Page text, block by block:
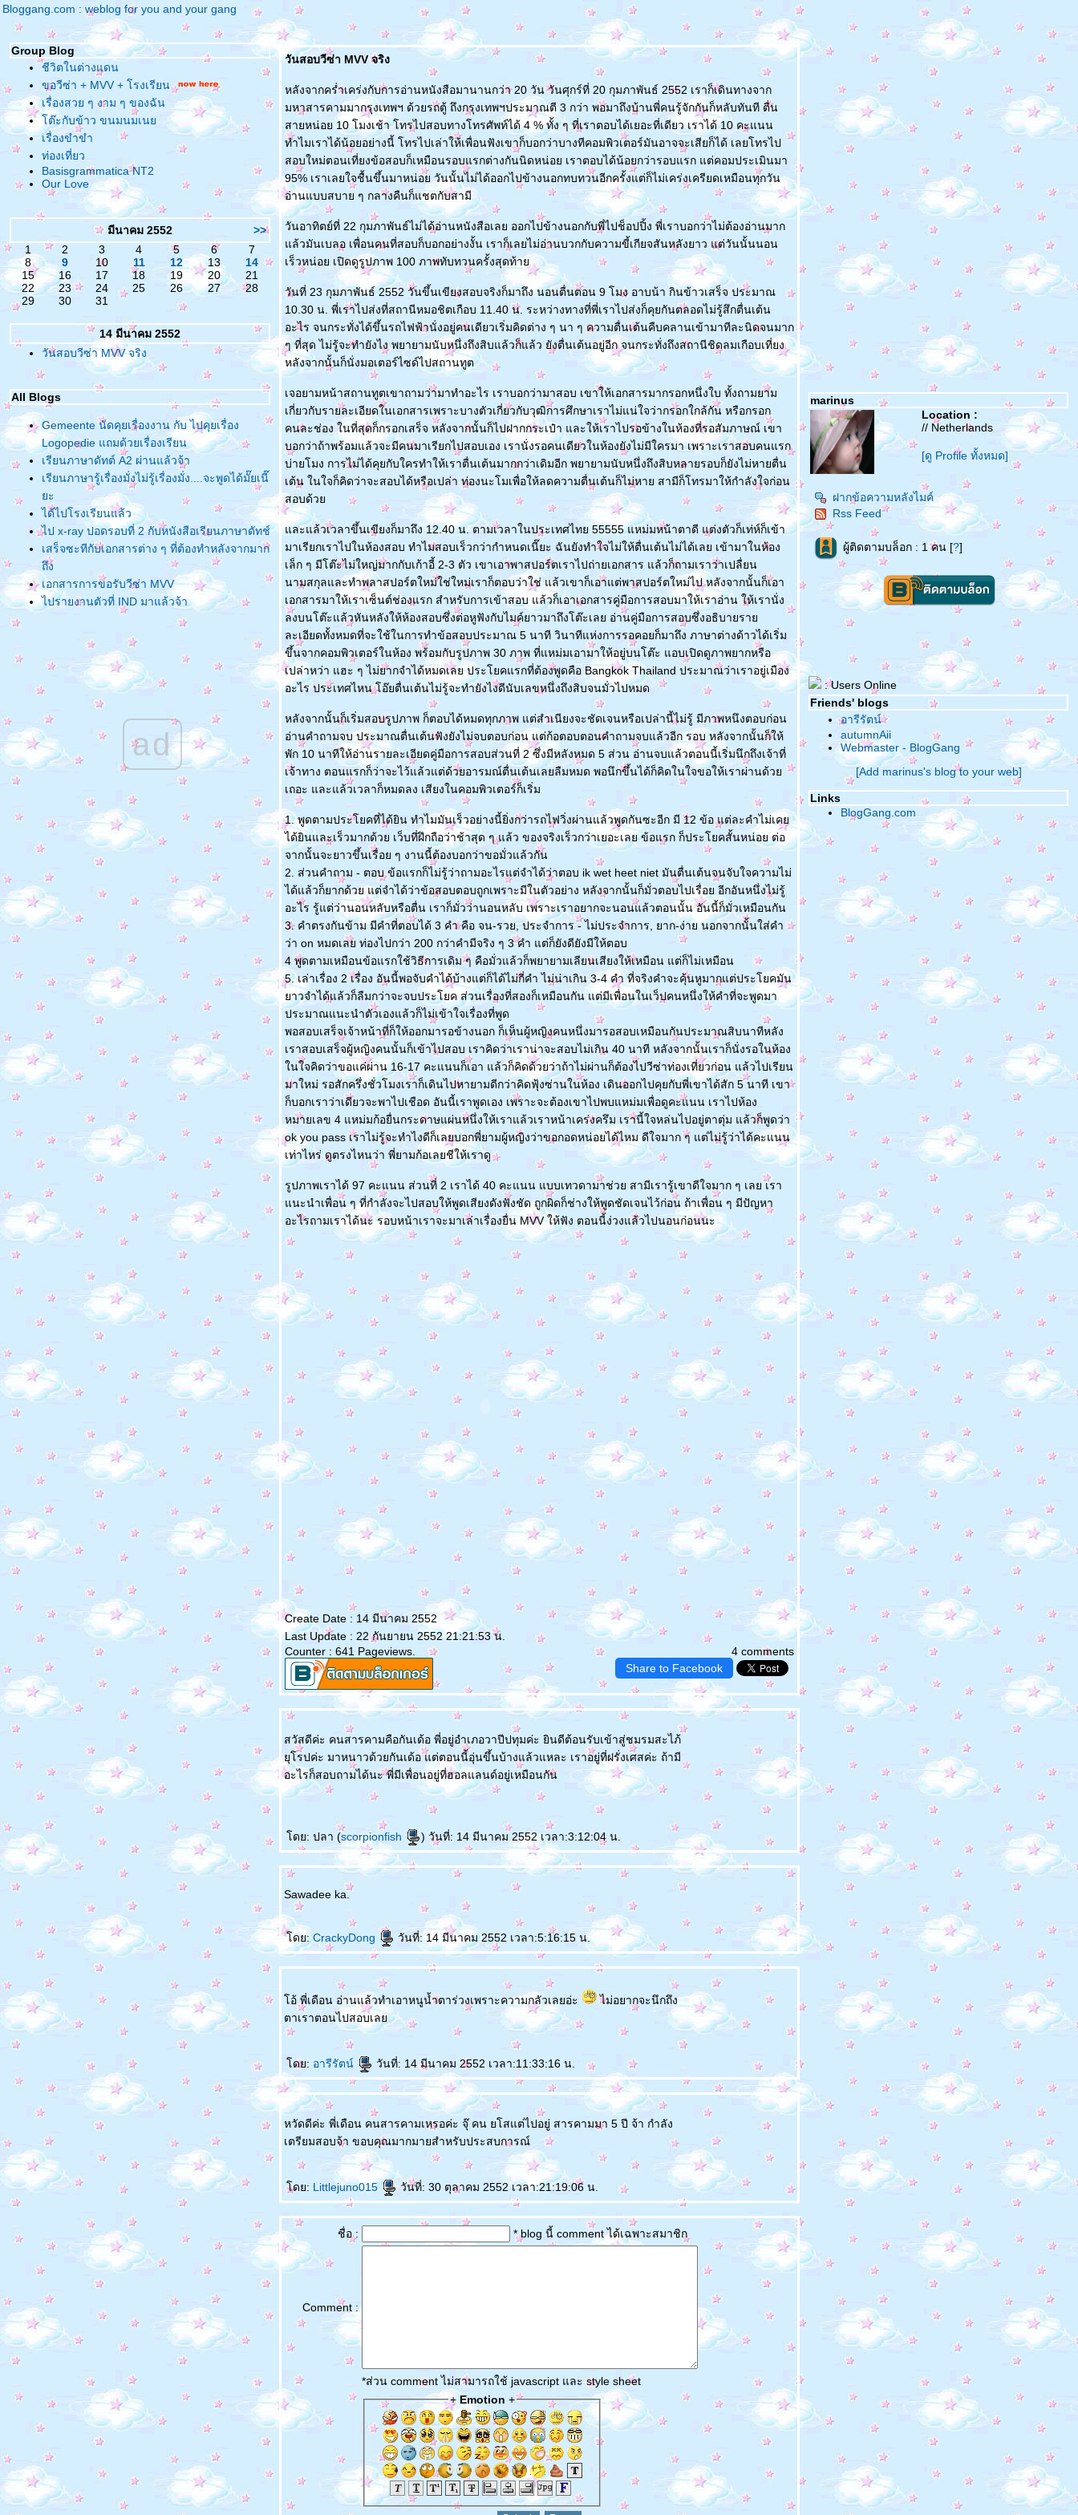
Bloggang.com : weblog for you and your gang
Group Blog
ชีวิตในต่างแดน
ขอวีซ่า + MVV + โรงเรียน
เรื่องสวย ๆ งาม ๆ ของฉัน
ต๊ะกับข้าว ขนมนมเน
เรื่องขำขำ
ท่องเที่ยว
Basisgrammatica NT2
Our Love
มีนาคม 2552
>>
1
2 3 4 5 6
7
8
9 10 11 12 13
14
15
16 17 18 19 20
21
22
23 24 25 26 27
28
29
30 31
14 มีนาคม 2552
วันสอบวีซ่า MVV จริง
All Blogs
Gemeente นัดคุยเรื่องงาน กับ ไปคุยเรื่อง
Logopedie แถมด้วยเรื่องเรียน
เรียนภาษาดัทต์ A2 ผ่านแล้วจ้า
เรียนภาษารู้เรื่องมั่งไม่รู้เรื่องมั่ง....จะพูดได้มั๊ยเนี๊
ะ
ได้ไปโรงเรียนแล้ว
ไป x-ray ปอดรอบที่ 2 กับหนังสือเรียนภาษาดัทช์
เสร็จซะทีกับเอกสารต่าง ๆ ที่ต้องทำหลังจากมาก
ถึง
เอกสารการขอรับวีซ่า MVV
ไปรายงานตัวที่ IND มาแล้วจ้า
วันสอบวีซ่า MVV จริง
เริ่มอ่านหนังสือเตรียมสอบ MVV
วีซ่าไม่ผ่าน ข้อผิดพลาดและการขอวีซ่ารอบที่ 2
ขอวีซ่าท่องเที่ยวฮอลแลนด์ครั้งแรก
ad
วันสอบวีซ่า MVV จริง
หลังจากคร่ำเคร่งกับการอ่านหนังสือมานานกว่า 20 วัน วันศุกร์ที่ 20 กุมภาพันธ์ 2552 เราก็เดินทางจาก
มหาสารคามมากรุงเทพฯ ด้วยรถตู้ ถึงกรุงเทพฯประมาณตี 3 กว่า พอมาถึงบ้านพี่คนรู้จักกันก็หลับทันที ตื่น
สายหน่อย 10 โมงเช้า โทรไปสอบทางโทรศัพท์ได้ 4 % ทั้ง ๆ ที่เราตอบได้เยอะที่เดียว เราได้ 10 คะแนน
ทำไมเราได้น้อยอย่างนี้ โทรไปเล่าให้เพื่อนฟังเขาก็บอกว่าบางทีคอมพิวเตอร์มันอาจจะเสียก็ได้ เลยโทรไป
สอบใหม่ตอนเที่ยงข้อสอบก็เหมือนรอบแรกต่างกันนิดหน่อย เราตอบได้น้อยกว่ารอบแรก แต่คอมประเมินมา
95% เราเลยใจชื้นขึ้นมาหน่อย วันนั้นไม่ได้ออกไปข้างนอกทบทวนอีกครั้งแต่ก็ไม่เคร่งเครียดเหมือนทุกวัน
อ่านแบบสบาย ๆ กลางคืนก็แชตกับสามี
วันอาทิตย์ที่ 22 กุมภาพันธ์ไม่ได้อ่านหนังสือเลย ออกไปข้างนอกกับพี่ไปช็อปปิ้ง พี่เราบอกว่าไม่ต้องอ่านมาก
ล้วมันเบลอ เพื่อนคนที่สอบก็บอกอย่างงั้น เราก็เลยไม่อ่านบวกกับความขี้เกียจสันหลังยาว แต่วันนั้นนอน
เร็วหน่อย เปิดดูรูปภาพ 100 ภาพทับทวนครั้งสุดท้า
วันที่ 23 กุมภาพันธ์ 2552 วันขึ้นเขียงสอบจริงก็มาถึง นอนตื่นตอน 9 โมง อาบน้า กินข้าวเสร็จ ประมาณ
10.30 น. พี่เราไปส่งที่สถานีหมอชิตเกือบ 11.40 น. ระหว่างทางที่พี่เราไปส่งก็คุยกันตลอดไม่รู้สึกตื่นเต้น
อะไร จนกระทั่งได้ขึ้นรถไฟฟ้านั่งอยู่คนเดียวเริ่มคิดต่าง ๆ นา ๆ ความตื่นเต้นคืบคลานเข้ามาทีละนิดจนมาก
ๆ ที่สุด ไม่รู้จะทำยังไง พยายามนับหนึ่งถึงสิบแล้วก็แล้ว ยังตื่นเต้นอยู่อีก จนกระทั่งถึงสถานีชิดลมเกือบเที่ยง
หลังจากนั้นก็นั่งมอเตอร์ไซด์ไปสถานทูต
เจอยามหน้าสถานทูตเขาถามว่ามาทำอะไร เราบอกว่ามาสอบ เขาให้เอกสารมากรอกหนึ่งใบ ทั้งถามยาม
เกี่ยวกับรายละเอียดในเอกสารเพราะบางตัวเกี่ยวกับวุฒิการศึกษาเราไม่แน่ใจว่ากรอกใกล้กัน หรือกรอก
คนละช่อง ในที่สุดก็กรอกเสร็จ หลังจากนั้นก็ไปฝากกระเป๋า และให้เราไปรอข้างในห้องที่รอสัมภาษณ์ เขา
บอกว่าถ้าพร้อมแล้วจะมีคนมาเรียกไปสอบเอง เรานั่งรอคนเดียวในห้องยังไม่มีใครมา เพราะเราสอบคนแรก
บ่ายโมง การไม่ได้คุยกับใครทำให้เราตื่นเต้นมากกว่าเดิมอีก พยายามนับหนึ่งถึงสิบหลายรอบก็ยังไม่หายตื่น
เต้น ในใจก็คิดว่าจะสอบได้หรือเปล่า ท่องนะโมเพื่อให้ลดความตื่นเต้นก็ไม่หาย สามีก็โทรมาให้กำลังใจก่อน
สอบด้ว
ละแล้วเวลาขึ้นเขียงก็มาถึง 12.40 น. ตามเวลาในประเทศไทย 55555 แหม่มหน้าตาดี แต่งตัวก็เท่ห์ก็เข้า
มาเรียกเราไปในห้องสอบ ทำไมสอบเร็วกว่ากำหนดเนี๊ยะ ฉันยังทำใจไม่ให้ตื่นเต้นไม่ได้เลย เข้ามาในห้อง
เล็ก ๆ มีโต๊ะไม่ใหญ่มากกับเก้าอี้ 2-3 ตัว เขาเอาพาสปอร์ตเราไปถ่ายเอกสาร แล้วก็ถามเราว่าเปลื่ยน
นามสกุลและทำพลาสปอร์ตใหม่ใช่ใหม่เราก็ตอบว่าใช่ แล้วเขาก็เอาแต่พาสปอร์ตใหม่ไป หลังจากนั้นก็เอา
เอกสารมาให้เราเซ็นต์ช่องแรก สำหรับการเข้าสอบ แล้วก็เอาเอกสารคู่มือการสอบมาให้เราอ่าน ให้เรานั่ง
ลงบนโต๊ะแล้วหันหลังให้ห้องสอบซึ่งต่อหูฟังกับไมค์ยาวมาถึงโต๊ะเลย อ่านคู่มือการสอบซึ่งอธิบายรา
ละเอียดทั้งหมดที่จะใช้ในการทำข้อสอบประมาณ 5 นาที วินาทีแห่งการรอคอยก็มาถึง ภาษาต่างด้าวได้เริ่ม
ขึ้นจากคอมพิวเตอร์ในห้อง พร้อมกับรูปภาพ 30 ภาพ ที่แหม่มเอามาให้อยู่บนโต๊ะ แอบเปิดดูภาพยากหรือ
เปล่าหว่า แฮะ ๆ ไม่ยากจำได้หมดเลย ประโยคแรกที่ต้องพูดคือ Bangkok Thailand ประมาณว่าเราอยู่เมือง
อะไร ประเทศไหน โอ๊ยตื่นเต้นไม่รู้จะทำยังไงดีนับเลขหนึ่งถึงสิบจนมั่วไปหมด
หลังจากนั้นก็เริ่มสอบรูปภาพ ก็ตอบได้หมดทุกภาพ แต่สำเนียงจะชัดเจนหรือเปล่านี้ไม่รู้ มีภาพหนึงตอบก่อน
อ่านคำถามจบ ประมาณตื่นเต้นฟังยังไม่จบตอบก่อน แต่ก้อตอบตอนคำถามจบแล้วอีก รอบ หลังจากนั้นก็ให้
พัก 10 นาทีให้อ่านรายละเอียดคู่มือการสอบส่วนที่ 2 ซึ่งมีหลังหมด 5 ส่วน อ่านจบแล้วตอนนี้เริ่มนึกถึงเจ้าที่
เจ้าทาง ตอนแรกก็ว่าจะไว้แล้วแต่ด้วยอารมณ์ตื่นเต้นเลยลืมหมด พอนึกขึ้นได้ก็คิดในใจขอให้เราผ่านด้ว
เถอะ และแล้วเวลาก็หมดลง เสียงในคอมพิวเตอร์ก็เริ่ม
1. พูดตามประโยคที่ได้ยิน ทำไมมันเร็วอย่างนี้ยิ่งกว่ารถไฟวิ่งผ่านแล้วพูดกันซะอีก มี 12 ข้อ แต่ละคำไม่เค
ได้ยินและเร็วมากด้วย เว็บที่ฝึกถือว่าช้าสุด ๆ แล้ว ของจริงเร็วกว่าเยอะเลย ข้อแรก ก็ประโยคสั้นหน่อย ต่อ
จากนั้นจะยาวขึ้นเรื่อย ๆ งานนี้ต้องบอกว่าขอมั่วแล้วกัน
2. ส่วนคำถาม - ตอบ ข้อแรกก็ไม่รู้ว่าถามอะไรแต่จำได้ว่าตอบ ik wet heet niet มันตื่นเต้นจนจับใจความไม่
ได้แล้วก็ยากด้วย แต่จำได้ว่าข้อสอบตอบถูกเพราะมีในตัวอย่าง หลังจากนั้นก็มั่วตอบไปเรื่อย อีกอันหนึ่งไม่รู้
อะไร รู้แต่ว่านอนหลับหรือตื่น เราก็มั่วว่านอนหลับ เพราะเราอยากจะนอนแล้วตอนนั้น อันนี้ก็มั่วเหมือนกัน
3. คำตรงกันข้าม มีคำที่ตอบได้ 3 คำ คือ จน-รวย, ประจำการ - ไม่ประจำการ, ยาก-ง่าย นอกจากนั้นใส่คำ
ว่า on หมดเลย ท่องไปกว่า 200 กว่าคำมีจริง ๆ 3 คำ แต่ก็ยังดียังมีให้ตอบ
4 พูดตามเหมือนข้อแรกใช้วิธีการเดิม ๆ คือมั่วแล้วก็พยายามเลียนเสียงให้เหมือน แต่ก็ไม่เหมือน
5. เล่าเรื่อง 2 เรื่อง อันนี้พอจับคำได้บ้างแต่ก็ได้ไม่กี่คำ ไม่น่าเกิน 3-4 คำ ที่จริงคำจะคุ้นหูมากแต่ประโยคมัน
าวจำได้แล้วก็ลืมกว่าจะจบประโยค ส่วนเรื่องที่สองก็เหมือนกัน แต่มีเพื่อนในเว็ปคนหนึ่งให้คำที่จะพูดมา
ประมาณแนะนำตัวเองแล้วก็ไม่เข้าใจเรื่องที่พูด
พอสอบเสร็จเจ้าหน้าที่ก็ให้ออกมารอข้างนอก ก็เห็นผู้หญิงคนหนึ่งมารอสอบเหมือนกันประมาณสิบนาทีหลัง
เราสอบเสร็จผู้หญิงคนนั้นก็เข้าไปสอบ เราคิดว่าเราน่าจะสอบไม่เกิน 40 นาที หลังจากนั้นเราก็นั่งรอในห้อง
นใจคิดว่าขอแค่ผ่าน 16-17 คะแนนก็เอา แล้วก็คิดด้วยว่าถ้าไม่ผ่านก็ต้องไปวีซ่าท่องเที่ยวก่อน แล้วไปเรียน
มาใหม่ รอสักครึ่งชั่วโมงเราก็เดินไปหายามดีกว่าคิดฟุ้งซ่านในห้อง เดินออกไปคุยกับพี่เขาได้สัก 5 นาที เขา
ก็บอกเราว่าเดียวจะพาไปเชือด อันนี้เราพูดเอง เพราะจะต้องเขาไปพบแหม่มเพื่อดูคะแนน เราไปห้อง
หมายเลข 4 แหม่มก้อยื่นกระดาษแผ่นหนึ่งให้เราแล้วเราหน้าเคร่งครึม เรานี้ใจหล่นไปอยู่ตาตุ่ม แล้วก็พูดว่า
ok you pass เราไม่รู้จะทำไงดีก็เลยบอกพี่ยามผู้หญิงว่าขอกอดหน่อยได้ไหม ดีใจมาก ๆ แต่ไม่รู้ว่าได้คะแนน
เท่าไหร่ ดูตรงไหนว่า พี่ยามก้อเลยชีให้เราดู
รูปภาพเราได้ 97 คะแนน ส่วนที่ 2 เราได้ 40 คะแนน แบบเทวดามาช่วย สามีเรารู้เขาดีใจมาก ๆ เลย เรา
นะนำเพื่อน ๆ ที่กำลังจะไปสอบให้พูดเสียงดังฟังชัด ถูกผิดก็ช่างให้พูดชัดเจนไว้ก่อน ถ้าเพื่อน ๆ มีปัญหา
อะไรถามเราได้นะ รอบหน้าเราจะมาเล่าเรื่องยื่น MVV ให้ฟัง ตอนนี้ง่วงแล้วไปนอนก่อนนะ
Create Date : 14 มีนาคม 2552
Last Update : 22 กันยายน 2552 21:21:53 น.
4 comments
Counter : 641 Pageviews.
Share to Facebook
สวัสดีค่ะ คนสารคามคือกันเด้อ พี่อยู่อำเภอวาปีปทุมค่ะ ยินดีต้อนรับเข้าสู่ชมรมสะไภ้
ุโรปค่ะ มาหนาวด้วยกันเด้อ แต่ตอนนี้อุ่นขึ้นบ้างแล้วแหละ เราอยู่ที่ฝรั่งเศสค่ะ ถ้ามี
อะไรก็สอบถามได้นะ พี่มีเพื่อนอยู่ที่ฮอลแลนด์อยู่เหมือนกัน
ดย: ปลา (scorpionfish ) วันที่: 14 มีนาคม 2552 เวลา:3:12:04 น.
Sawadee ka.
ดย:CrackyDong วันที่: 14 มีนาคม 2552 เวลา:5:16:15 น.
อ้ พี่เดือน อ่านแล้วทำเอาหนูน้ำตาร่วงเพราะความกลัวเลยอ่ะ
ไม่อยากจะนึกถึง
ตาเราตอนไปสอบเล
ดย: อารีรัตน์ วันที่: 14 มีนาคม 2552 เวลา:11:33:16 น.
หวัดดีค่ะ พี่เดือน คนสารคามเหรอค่ะ จุ๊ คน ยโสแต่ไปอยู่ สารคามมา 5 ปี จ้า กำลัง
เตรียมสอบจ้า ขอบคุณมากมายสำหรับประสบการณ์
ดย: Littlejuno015 วันที่: 30 ตุลาคม 2552 เวลา:21:19:06 น.
ชื่อ : * blog นี้ comment ได้เฉพาะสมาชิก
Comment :
*ส่วน comment ไม่สามารถใช้ javascript และ style sheet
+Emotion +
marinus
Location :
// Netherlands
[ดู Profile ทั้งหมด]
ฝากข้อความหลังไมค์
Rss Feed
ผู้ติดตามบล็อก : 1 คน [?]
: Users Online
Friends' blogs
อารีรัตน์
autumnAii
Webmaster - BlogGang
[Add marinus's blog to your web]
Links
BlogGang.com